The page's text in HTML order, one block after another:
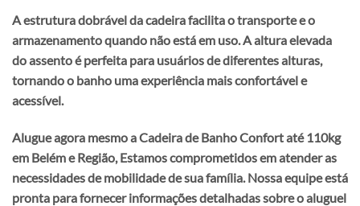
A estrutura dobrável da cadeira facilita o transporte e o
armazenamento quando não está em uso. A altura elevada
do assento é perfeita para usuários de diferentes alturas,
tornando o banho uma experiência mais confortável e
acessível.
Alugue agora mesmo a Cadeira de Banho Confort até 110kg
em Belém e Região, Estamos comprometidos em atender as
necessidades de mobilidade de sua família. Nossa equipe está
pronta para fornecer informações detalhadas sobre o aluguel